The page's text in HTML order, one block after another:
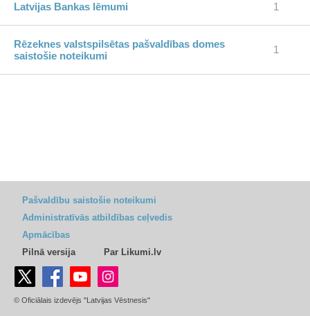
Latvijas Bankas lēmumi 1
Rēzeknes valstspilsētas pašvaldības domes
saistošie noteikumi
1
Pašvaldību saistošie noteikumi
Administratīvās atbildības ceļvedis
Apmācības
Pilnā versija
Par Likumi.lv
© Oficiālais izdevējs "Latvijas Vēstnesis"